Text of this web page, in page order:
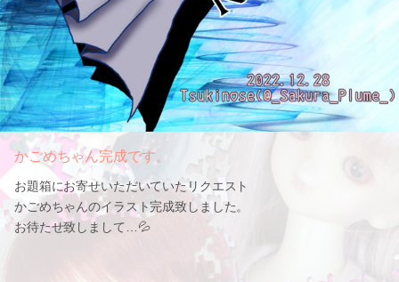
かごめちゃん完成です。
お題箱にお寄せいただいていたリクエスト
かごめちゃんのイラスト完成致しました。
お待たせ致しまして…💦